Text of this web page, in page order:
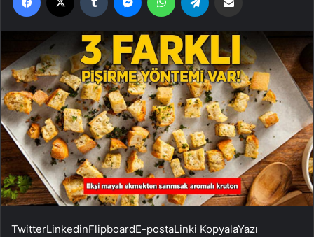
TwitterLinkedinFlipboardE-postaLinki KopyalaYazı